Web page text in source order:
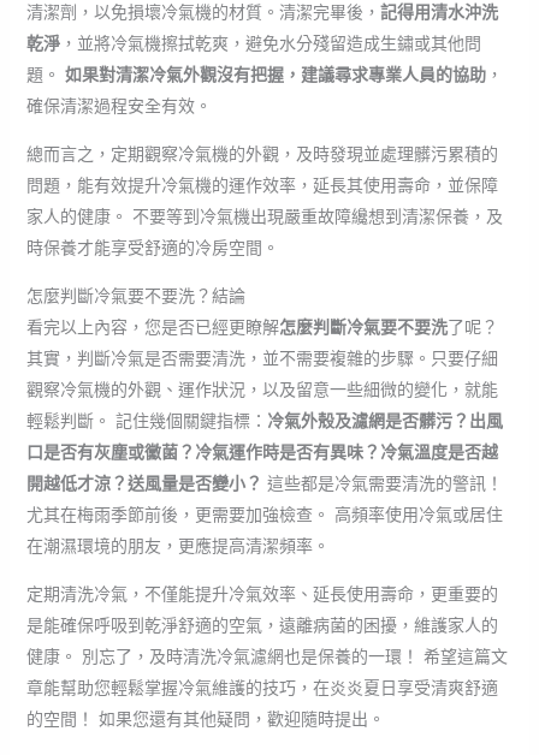
清潔劑，以免損壞冷氣機的材質。清潔完畢後， 記得用清水沖洗
乾淨，並將冷氣機擦拭乾爽，避免水分殘留造成生鏽或其他問
題。 如果對清潔冷氣外觀沒有把握，建議尋求專業人員的協助，
確保清潔過程安全有效。
總而言之，定期觀察冷氣機的外觀，及時發現並處理髒污累積的
問題，能有效提升冷氣機的運作效率，延長其使用壽命，並保障
家人的健康。 不要等到冷氣機出現嚴重故障纔想到清潔保養，及
時保養才能享受舒適的冷房空間。
怎麼判斷冷氣要不要洗？結論
看完以上內容，您是否已經更瞭解怎麼判斷冷氣要不要洗了呢？
其實，判斷冷氣是否需要清洗，並不需要複雜的步驟。只要仔細
觀察冷氣機的外觀、運作狀況，以及留意一些細微的變化，就能
輕鬆判斷。 記住幾個關鍵指標： 冷氣外殼及濾網是否髒污？出風
口是否有灰塵或黴菌？冷氣運作時是否有異味？冷氣溫度是否越
開越低才涼？送風量是否變小？ 這些都是冷氣需要清洗的警訊！
尤其在梅雨季節前後，更需要加強檢查。 高頻率使用冷氣或居住
在潮濕環境的朋友，更應提高清潔頻率。
定期清洗冷氣，不僅能提升冷氣效率、延長使用壽命，更重要的
是能確保呼吸到乾淨舒適的空氣，遠離病菌的困擾，維護家人的
健康。 別忘了，及時清洗冷氣濾網也是保養的一環！ 希望這篇文
章能幫助您輕鬆掌握冷氣維護的技巧，在炎炎夏日享受清爽舒適
的空間！ 如果您還有其他疑問，歡迎隨時提出。